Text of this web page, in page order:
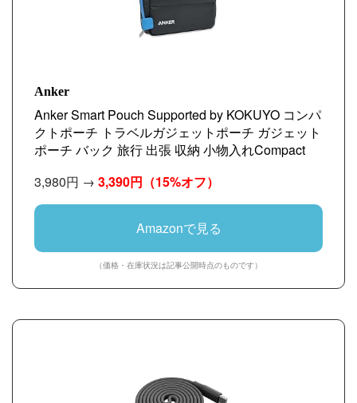
Anker
Anker Smart Pouch Supported by KOKUYO コンパ
クトポーチ トラベルガジェットポーチ ガジェット
ポーチ バック 旅行 出張 収納 小物入れCompact
3,980円 → 3,390円 （15%オフ）
Amazonで見る
（価格・在庫状況は記事公開時点のものです）